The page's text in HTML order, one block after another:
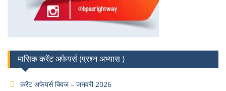
मासिक करेंट अफेयर्स (प्रश्न अभ्यास )
करेंट अफेयर्स क्विज – जनवरी 2026